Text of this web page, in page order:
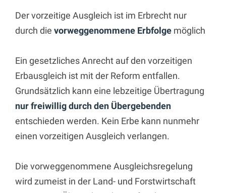
Der vorzeitige Ausgleich ist im Erbrecht nur
durch die vorweggenommene Erbfolge möglich
Ein gesetzliches Anrecht auf den vorzeitigen
Erbausgleich ist mit der Reform entfallen.
Grundsätzlich kann eine lebzeitige Übertragung
nur freiwillig durch den Übergebenden
entschieden werden. Kein Erbe kann nunmehr
einen vorzeitigen Ausgleich verlangen.
Die vorweggenommene Ausgleichsregelung
wird zumeist in der Land- und Forstwirtschaft